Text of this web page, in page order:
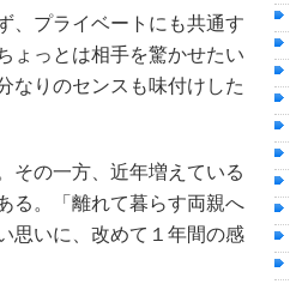
、プライベートにも共通す
ょっとは相手を驚かせたい
なりのセンスも味付けした
その一方、近年増えている
る。「離れて暮らす両親へ
思いに、改めて１年間の感